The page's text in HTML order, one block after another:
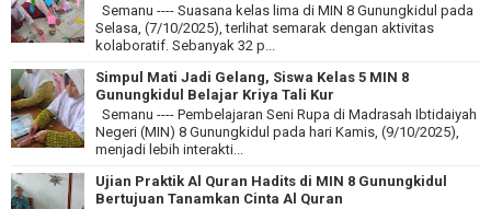
Semanu ---- Suasana kelas lima di MIN 8 Gunungkidul pada
Selasa, (7/10/2025), terlihat semarak dengan aktivitas
kolaboratif. Sebanyak 32 p...
Simpul Mati Jadi Gelang, Siswa Kelas 5 MIN 8
Gunungkidul Belajar Kriya Tali Kur
Semanu ---- Pembelajaran Seni Rupa di Madrasah Ibtidaiyah
Negeri (MIN) 8 Gunungkidul pada hari Kamis, (9/10/2025),
menjadi lebih interakti...
Ujian Praktik Al Quran Hadits di MIN 8 Gunungkidul
Bertujuan Tanamkan Cinta Al Quran